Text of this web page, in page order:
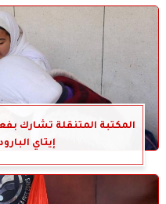
المكتبة المتنقلة تشارك
إيتاي